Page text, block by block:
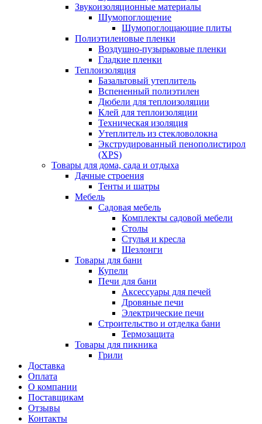
Звукоизоляционные материалы
Шумопоглощение
Шумопоглощающие плиты
Полиэтиленовые пленки
Воздушно-пузырьковые пленки
Гладкие пленки
Теплоизоляция
Базальтовый утеплитель
Вспененный полиэтилен
Дюбели для теплоизоляции
Клей для теплоизоляции
Техническая изоляция
Утеплитель из стекловолокна
Экструдированный пенополистирол
(XPS)
Товары для дома, сада и отдыха
Дачные строения
Тенты и шатры
Мебель
Садовая мебель
Комплекты садовой мебели
Столы
Стулья и кресла
Шезлонги
Товары для бани
Купели
Печи для бани
Аксессуары для печей
Дровяные печи
Электрические печи
Строительство и отделка бани
Термозащита
Товары для пикника
Грили
Доставка
Оплата
О компании
Поставщикам
Отзывы
Контакты